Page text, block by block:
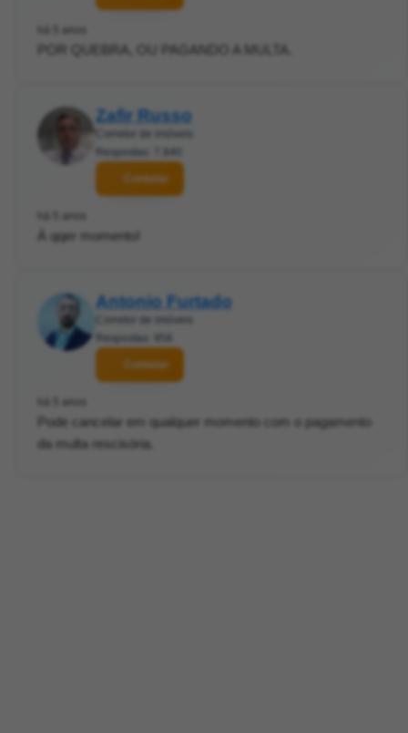
há 5 anos
POR QUEBRA, OU PAGANDO A MULTA.
Zafir Russo
Corretor de imóveis
Respostas: 7.840
Contatar
há 5 anos
À qqer momento!
Antonio Furtado
Corretor de imóveis
Respostas: 956
Contatar
há 5 anos
Pode cancelar em qualquer momento com o pagamento
da multa rescisória.